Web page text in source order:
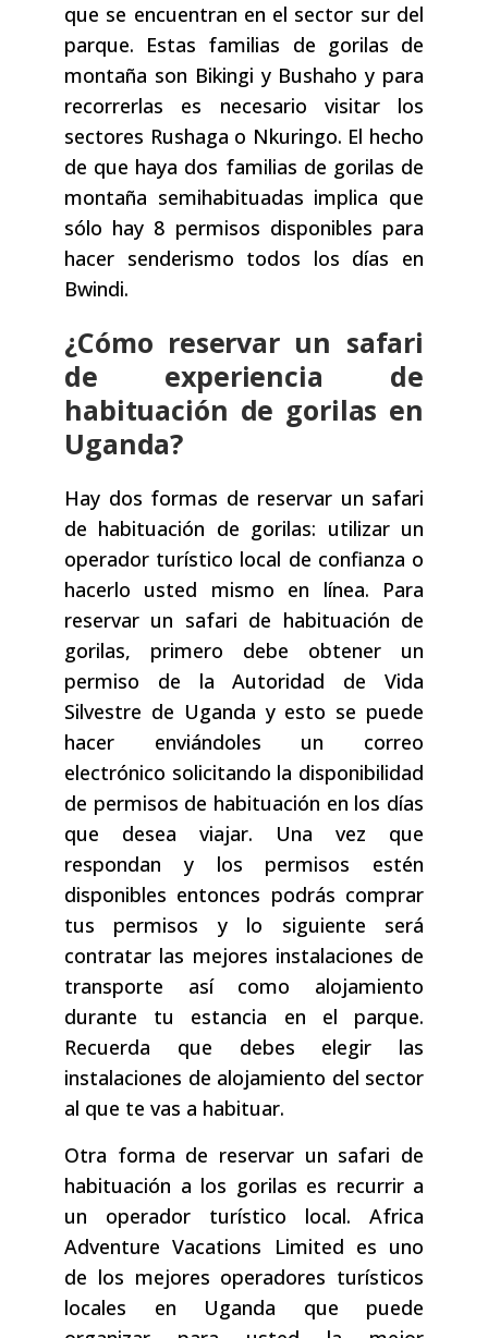
que se encuentran en el sector sur del
parque. Estas familias de gorilas de
montaña son Bikingi y Bushaho y para
recorrerlas es necesario visitar los
sectores Rushaga o Nkuringo. El hecho
de que haya dos familias de gorilas de
montaña semihabituadas implica que
sólo hay 8 permisos disponibles para
hacer senderismo todos los días en
Bwindi.
¿Cómo reservar un safari
de experiencia de
habituación de gorilas en
Uganda?
Hay dos formas de reservar un safari
de habituación de gorilas: utilizar un
operador turístico local de confianza o
hacerlo usted mismo en línea. Para
reservar un safari de habituación de
gorilas, primero debe obtener un
permiso de la Autoridad de Vida
Silvestre de Uganda y esto se puede
hacer enviándoles un correo
electrónico solicitando la disponibilidad
de permisos de habituación en los días
que desea viajar. Una vez que
respondan y los permisos estén
disponibles entonces podrás comprar
tus permisos y lo siguiente será
contratar las mejores instalaciones de
transporte así como alojamiento
durante tu estancia en el parque.
Recuerda que debes elegir las
instalaciones de alojamiento del sector
al que te vas a habituar.
Otra forma de reservar un safari de
habituación a los gorilas es recurrir a
un operador turístico local. Africa
Adventure Vacations Limited es uno
de los mejores operadores turísticos
locales en Uganda que puede